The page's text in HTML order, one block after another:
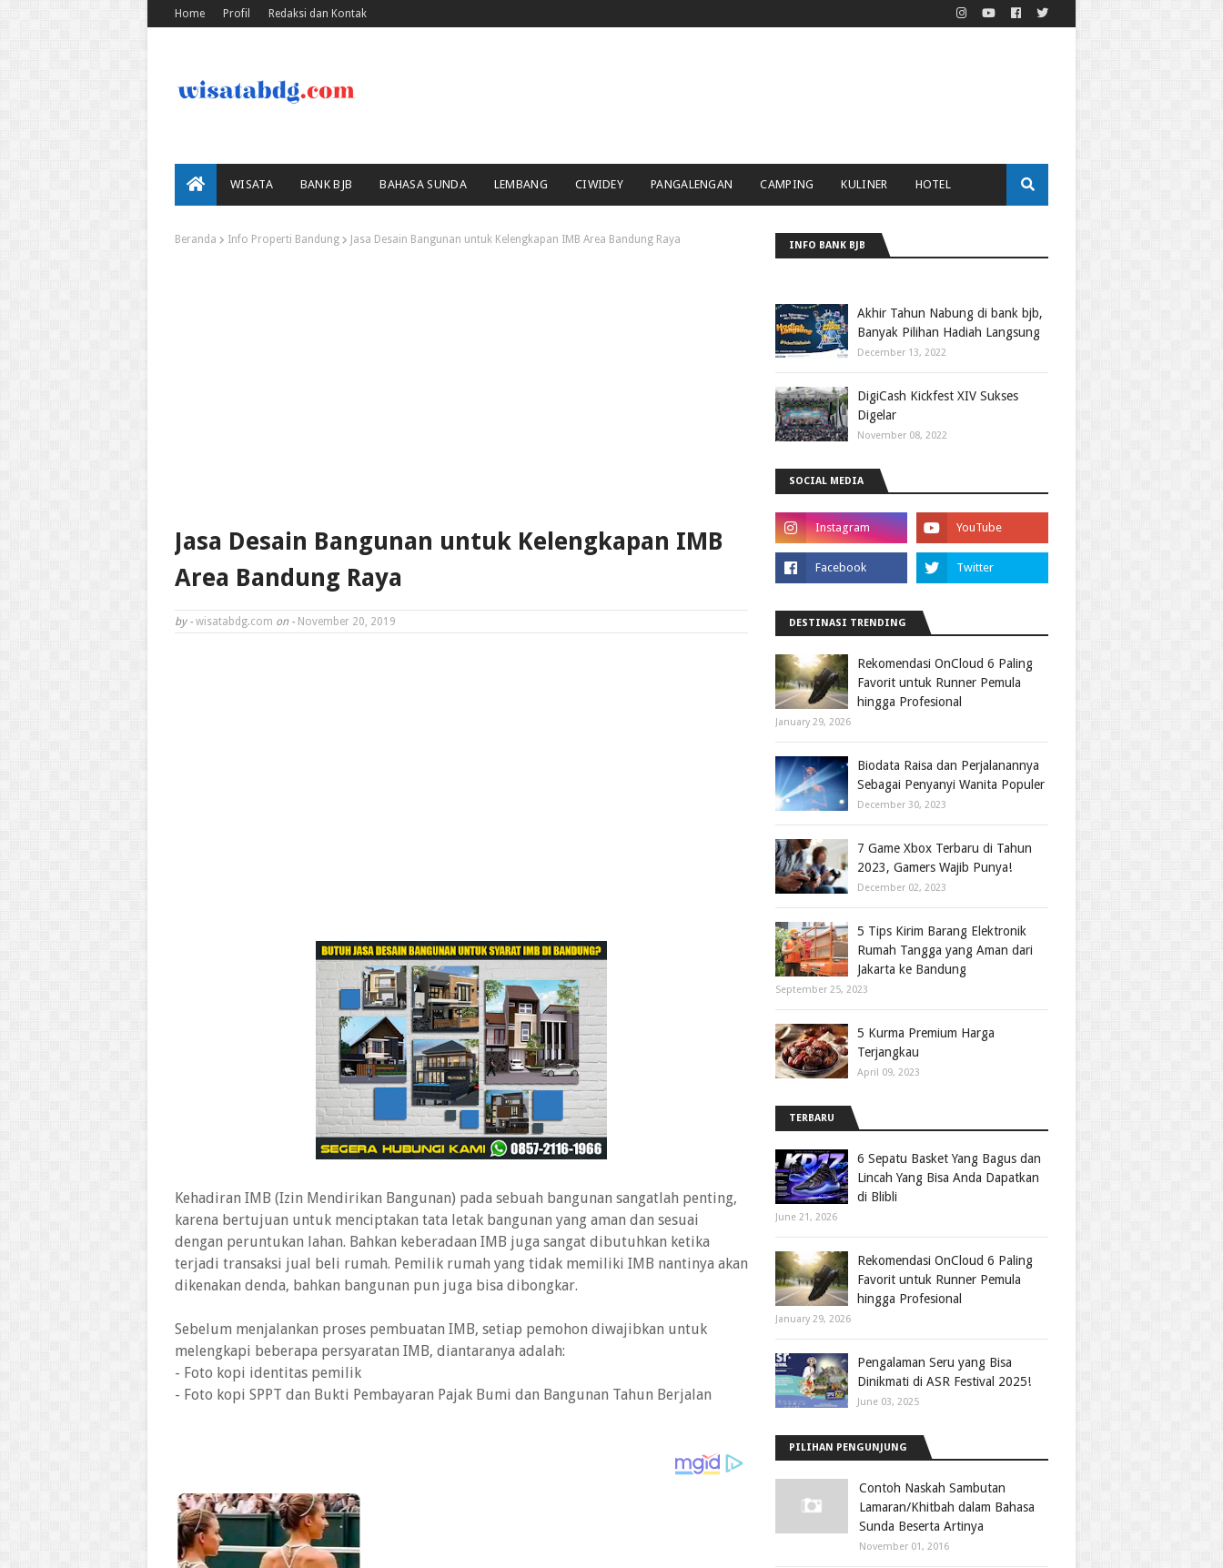
Home Profil Redaksi dan Kontak
WISATA BANK BJB BAHASA SUNDA LEMBANG CIWIDEY PANGALENGAN CAMPING KULINER HOTEL
Beranda Info Properti Bandung Jasa Desain Bangunan untuk Kelengkapan IMB Area Bandung Raya
Jasa Desain Bangunan untuk Kelengkapan IMB
Area Bandung Raya
by - wisatabdg.com on - November 20, 2019
Kehadiran IMB (Izin Mendirikan Bangunan) pada sebuah bangunan sangatlah penting,
karena bertujuan untuk menciptakan tata letak bangunan yang aman dan sesuai
dengan peruntukan lahan. Bahkan keberadaan IMB juga sangat dibutuhkan ketika
terjadi transaksi jual beli rumah. Pemilik rumah yang tidak memiliki IMB nantinya akan
dikenakan denda, bahkan bangunan pun juga bisa dibongkar.
Sebelum menjalankan proses pembuatan IMB, setiap pemohon diwajibkan untuk
melengkapi beberapa persyaratan IMB, diantaranya adalah:
- Foto kopi identitas pemilik
- Foto kopi SPPT dan Bukti Pembayaran Pajak Bumi dan Bangunan Tahun Berjalan
INFO BANK BJB
Akhir Tahun Nabung di bank bjb,
Banyak Pilihan Hadiah Langsung
December 13, 2022
DigiCash Kickfest XIV Sukses
Digelar
November 08, 2022
SOCIAL MEDIA
DESTINASI TRENDING
Rekomendasi OnCloud 6 Paling
Favorit untuk Runner Pemula
hingga Profesional
January 29, 2026
Biodata Raisa dan Perjalanannya
Sebagai Penyanyi Wanita Populer
December 30, 2023
7 Game Xbox Terbaru di Tahun
2023, Gamers Wajib Punya!
December 02, 2023
5 Tips Kirim Barang Elektronik
Rumah Tangga yang Aman dari
Jakarta ke Bandung
September 25, 2023
5 Kurma Premium Harga
Terjangkau
April 09, 2023
TERBARU
6 Sepatu Basket Yang Bagus dan
Lincah Yang Bisa Anda Dapatkan
di Blibli
June 21, 2026
Rekomendasi OnCloud 6 Paling
Favorit untuk Runner Pemula
hingga Profesional
January 29, 2026
Pengalaman Seru yang Bisa
Dinikmati di ASR Festival 2025!
June 03, 2025
PILIHAN PENGUNJUNG
Contoh Naskah Sambutan
Lamaran/Khitbah dalam Bahasa
Sunda Beserta Artinya
November 01, 2016